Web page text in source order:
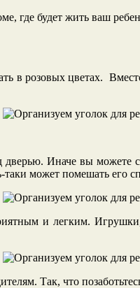
где будет жить ваш
в розовых цветах.
дверью. Иначе вы
может помешать его
и легким.
Так, что